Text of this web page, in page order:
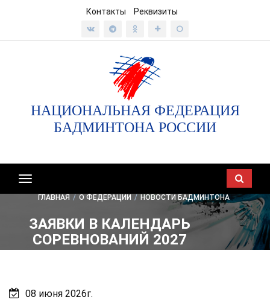
Контакты Реквизиты
НАЦИОНАЛЬНАЯ ФЕДЕРАЦИЯ
БАДМИНТОНА РОССИИ
Показать/
скрыть
ГЛАВНАЯ / О ФЕДЕРАЦИИ / НОВОСТИ БАДМИНТОНА
ЗАЯВКИ В КАЛЕНДАРЬ
СОРЕВНОВАНИЙ 2027
08 июня 2026г.